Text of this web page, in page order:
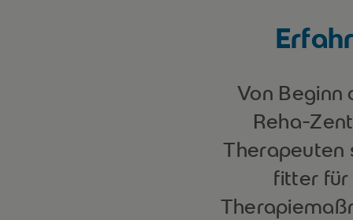
Von Beginn
Reha-
Therapeuten
fitter für